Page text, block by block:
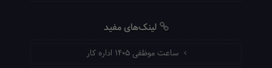
لینک‌های مفید
ساعت موظفی ۱۴۰۵ اداره کار